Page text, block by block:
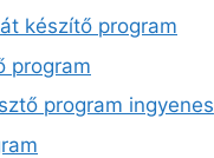
készítő program
program
program ingyenes